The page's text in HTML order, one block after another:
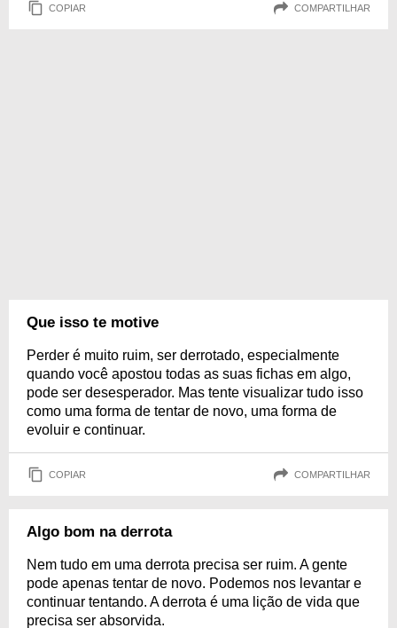
COPIAR COMPARTILHAR
Que isso te motive
Perder é muito ruim, ser derrotado, especialmente
quando você apostou todas as suas fichas em algo,
pode ser desesperador. Mas tente visualizar tudo isso
como uma forma de tentar de novo, uma forma de
evoluir e continuar.
COPIAR COMPARTILHAR
Algo bom na derrota
Nem tudo em uma derrota precisa ser ruim. A gente
pode apenas tentar de novo. Podemos nos levantar e
continuar tentando. A derrota é uma lição de vida que
precisa ser absorvida.